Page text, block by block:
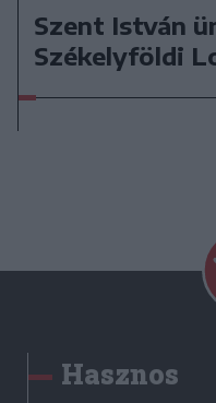
Szent István
Székelyföldi
Hasznos